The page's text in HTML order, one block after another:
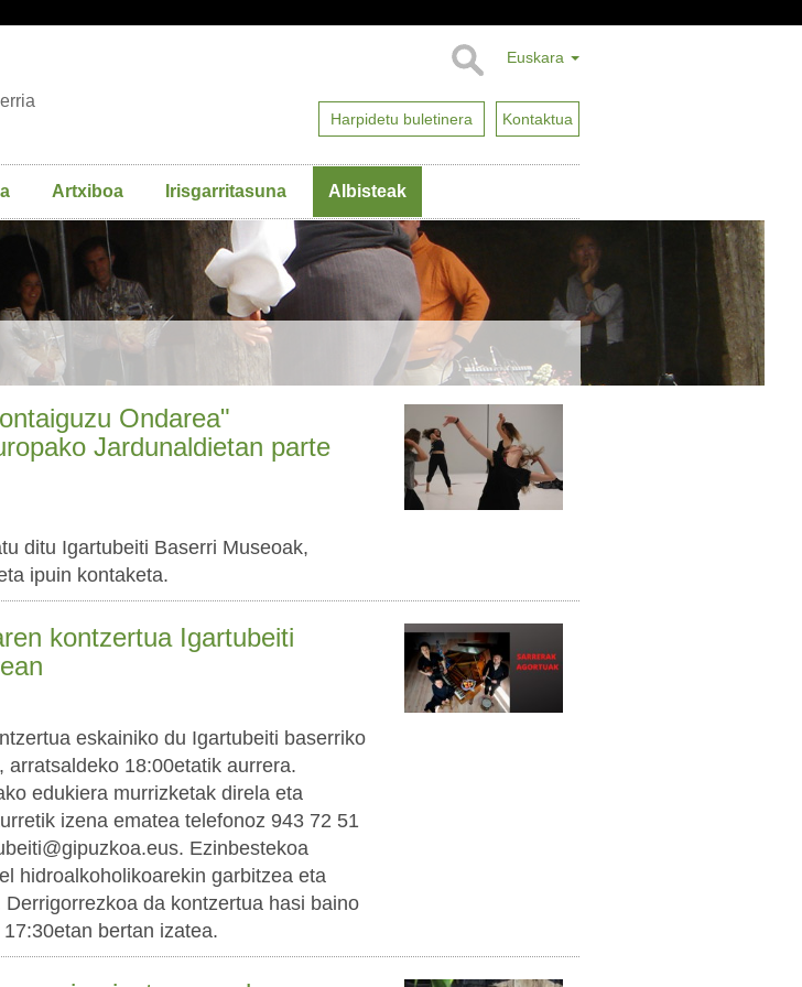
Euskara
Harpidetu buletinera Kontaktua
Artxiboa Irisgarritasuna Albisteak
Ondarea"
Jardunaldietan parte
ditu Igartubeiti Baserri Museoak,
ipuin kontaketa.
kontzertua Igartubeiti
eskainiko du Igartubeiti baserriko
arratsaldeko 18:00etatik aurrera.
edukiera murrizketak direla eta
izena ematea telefonoz 943 72 51
Ezinbestekoa
hidroalkoholikoarekin garbitzea eta
da kontzertua hasi baino
bertan izatea.